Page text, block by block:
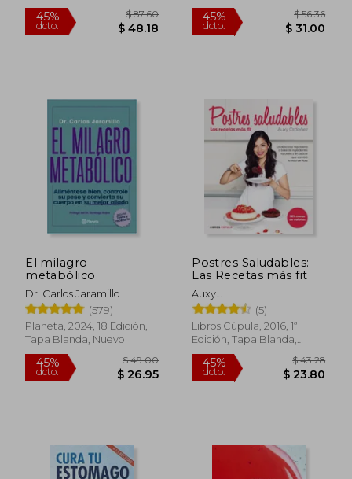
45%
dcto.
45%
El milagro
metabólico
Dr. Carlos Jaramillo
(579)
Planeta, 2024, 18 Edición,
Tapa Blanda, Nuevo
Postres Saludables:
Las Recetas más fit
Auxy
Ord&Oacute;&Ntilde;Ez
(5)
Libros Cúpula, 2016, 1ª
Edición, Tapa Blanda,
Nuevo